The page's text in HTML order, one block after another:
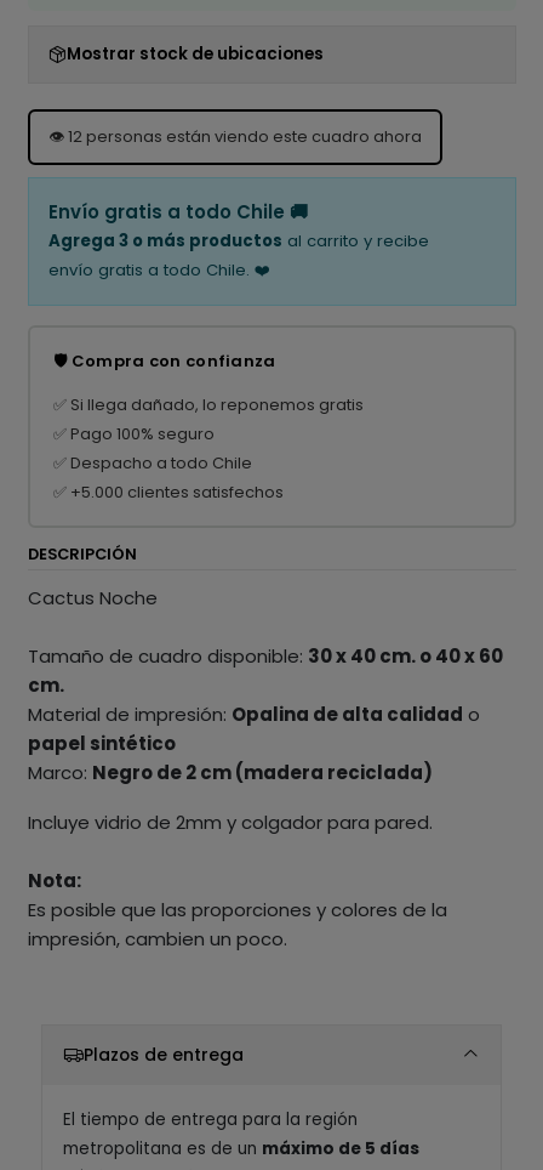
Mostrar stock de ubicaciones
👁️12personas están viendo este cuadro ahora
Envío gratis a todo Chile 🚚
Agrega 3 o más productos al carrito y recibe
envío gratis a todo Chile. ❤️
🛡️ Compra con confianza
✅ Si llega dañado, lo reponemos gratis
✅ Pago 100% seguro
✅ Despacho a todo Chile
✅ +5.000 clientes satisfechos
DESCRIPCIÓN
Cactus Noche
Tamaño de cuadro disponible: 30 x 40 cm. o 40 x 60
cm.
Material de impresión: Opalina de alta calidad o
papel sintético
Marco: Negro de 2 cm (madera reciclada)
Incluye vidrio de 2mm y colgador para pared.
Nota:
Es posible que las proporciones y colores de la
impresión, cambien un poco.
Plazos de entrega
El tiempo de entrega para la región
metropolitana es de un máximo de 5 días